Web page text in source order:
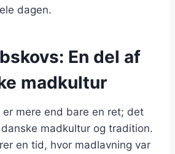
dagen.
En del af
madkultur
er mere end bare en ret; det
madkultur og tradition.
en tid, hvor madlavning var